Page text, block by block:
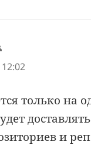
:
только на
и